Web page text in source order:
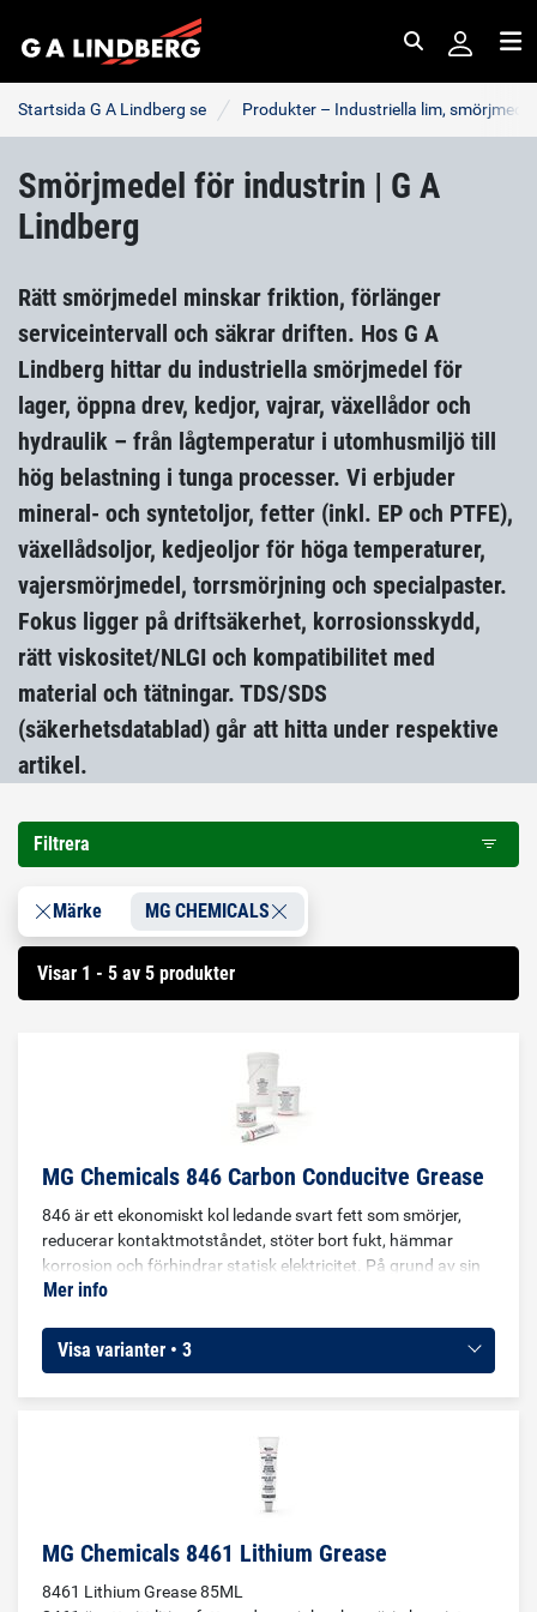
Startsida G A Lindberg se Produkter – Industriella lim,
Smörjmedel för industrin | G A
Lindberg
Rätt smörjmedel minskar friktion, förlänger
serviceintervall och säkrar driften. Hos G A
Lindberg hittar du industriella smörjmedel för
lager, öppna drev, kedjor, vajrar, växellådor och
hydraulik – från lågtemperatur i utomhusmiljö till
hög belastning i tunga processer. Vi erbjuder
mineral- och syntetoljor, fetter (inkl. EP och PTFE),
växellådsoljor, kedjeoljor för höga temperaturer,
vajersmörjmedel, torrsmörjning och specialpaster.
Fokus ligger på driftsäkerhet, korrosionsskydd,
rätt viskositet/NLGI och kompatibilitet med
material och tätningar. TDS/SDS
(säkerhetsdatablad) går att hitta under respektive
artikel.
Filtrera
Märke MG CHEMICALS
Visar 1 - 5 av 5 produkter
MG Chemicals 846 Carbon Conducitve Grease
846 är ett ekonomiskt kol ledande svart fett som smörjer,
reducerar kontaktmotståndet, stöter bort fukt, hämmar
korrosion och förhindrar statisk elektricitet. På grund av sin
höga elektriska ledningsförmåga, låga kostnad och
anslutningar som husbils- batteriter, jordanslutningar,
roterande anslutningar, vridbrytare, variabelkondensatorer,
Mer info
Visa varianter • 3
MG Chemicals 8461 Lithium Grease
8461 Lithium Grease 85ML